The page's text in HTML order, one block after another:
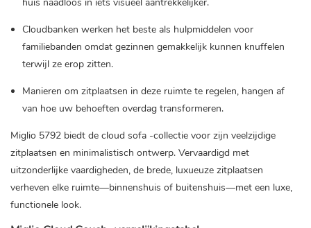
Cloudbanken werken het beste als hulpmiddelen voor
familiebanden omdat gezinnen gemakkelijk kunnen knuffelen
terwijl ze erop zitten.
Manieren om zitplaatsen in deze ruimte te regelen, hangen af ​​
van hoe uw behoeften overdag transformeren.
Miglio 5792 biedt de cloud sofa -collectie voor zijn veelzijdige
zitplaatsen en minimalistisch ontwerp. Vervaardigd met
uitzonderlijke vaardigheden, de brede, luxueuze zitplaatsen
verheven elke ruimte—binnenshuis of buitenshuis—met een luxe,
functionele look.